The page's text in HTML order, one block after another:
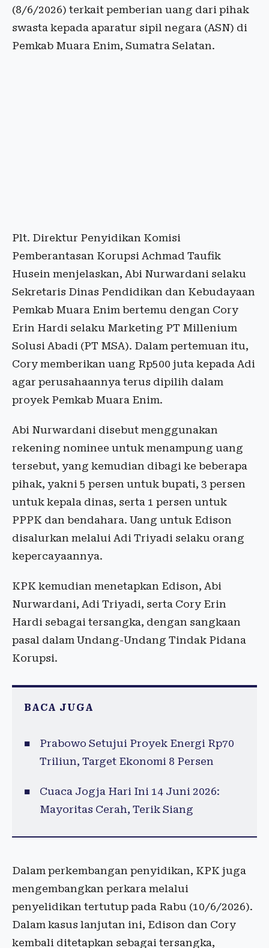
(8/6/2026) terkait pemberian uang dari pihak
swasta kepada aparatur sipil negara (ASN) di
Pemkab Muara Enim, Sumatra Selatan.
Plt. Direktur Penyidikan Komisi
Pemberantasan Korupsi Achmad Taufik
Husein menjelaskan, Abi Nurwardani selaku
Sekretaris Dinas Pendidikan dan Kebudayaan
Pemkab Muara Enim bertemu dengan Cory
Erin Hardi selaku Marketing PT Millenium
Solusi Abadi (PT MSA). Dalam pertemuan itu,
Cory memberikan uang Rp500 juta kepada Adi
agar perusahaannya terus dipilih dalam
proyek Pemkab Muara Enim.
Abi Nurwardani disebut menggunakan
rekening nominee untuk menampung uang
tersebut, yang kemudian dibagi ke beberapa
pihak, yakni 5 persen untuk bupati, 3 persen
untuk kepala dinas, serta 1 persen untuk
PPPK dan bendahara. Uang untuk Edison
disalurkan melalui Adi Triyadi selaku orang
kepercayaannya.
KPK kemudian menetapkan Edison, Abi
Nurwardani, Adi Triyadi, serta Cory Erin
Hardi sebagai tersangka, dengan sangkaan
pasal dalam Undang-Undang Tindak Pidana
Korupsi.
BACA JUGA
Prabowo Setujui Proyek Energi Rp70
Triliun, Target Ekonomi 8 Persen
Cuaca Jogja Hari Ini 14 Juni 2026:
Mayoritas Cerah, Terik Siang
Dalam perkembangan penyidikan, KPK juga
mengembangkan perkara melalui
penyelidikan tertutup pada Rabu (10/6/2026).
Dalam kasus lanjutan ini, Edison dan Cory
kembali ditetapkan sebagai tersangka,